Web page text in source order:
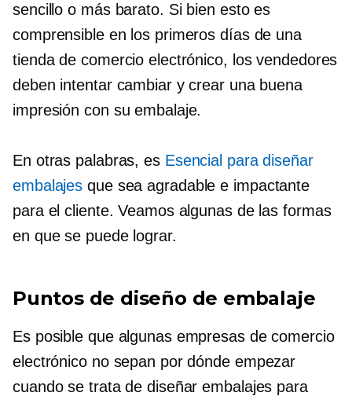
sencillo o más barato. Si bien esto es
comprensible en los primeros días de una
tienda de comercio electrónico, los vendedores
deben intentar cambiar y crear una buena
impresión con su embalaje.
En otras palabras, es Esencial para diseñar
embalajes que sea agradable e impactante
para el cliente. Veamos algunas de las formas
en que se puede lograr.
Puntos de diseño de embalaje
Es posible que algunas empresas de comercio
electrónico no sepan por dónde empezar
cuando se trata de diseñar embalajes para